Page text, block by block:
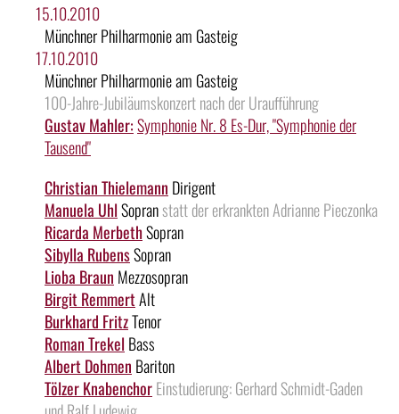
15.10.2010
Münchner Philharmonie am Gasteig
17.10.2010
Münchner Philharmonie am Gasteig
100-Jahre-Jubiläumskonzert nach der Uraufführung
Gustav Mahler:Symphonie Nr. 8 Es-Dur, "Symphonie der
Tausend"
Christian Thielemann Dirigent
Manuela UhlSopranstatt der erkrankten Adrianne Pieczonka
Ricarda MerbethSopran
Sibylla RubensSopran
Lioba Braun Mezzosopran
Birgit RemmertAlt
Burkhard FritzTenor
Roman Trekel Bass
Albert Dohmen Bariton
Tölzer KnabenchorEinstudierung: Gerhard Schmidt-Gaden